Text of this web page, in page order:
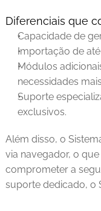
Diferenciais que
Capacidade de
Importação de
Módulos
necessidades
Suporte
exclusivos.
Além disso, o
via navegador, o
comprometer a
suporte dedicado, o